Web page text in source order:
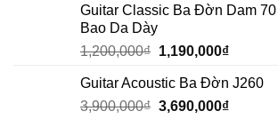
Guitar Classic Ba Đờn Dam
Bao Da Dày
1,200,000₫ 1,190,000₫
Guitar Acoustic Ba Đờn J260
3,900,000₫ 3,690,000₫